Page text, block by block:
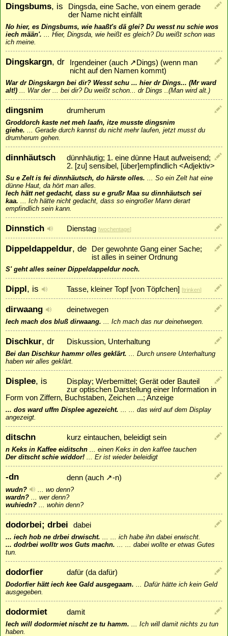
Dingsbums, is
Dingsda, eine Sache, von einem gerade
der Name nicht einfällt
No hier, es Dingsbums, wie haaßt's dä glei? Du wesst nu schie wos
iech mään'.
Hier, Dingsda, wie heißt es gleich? Du weißt schon was
ich meine.
Dingskargn, dr Irgendeiner (auch ↗ Dings) (wenn man
nicht auf den Namen kommt)
War dr Dingskargn bei dir? Wesst schu ... hier dr Dings... (Mr ward
alt!)
War der ... bei dir? Du weißt schon... dr Dings ..(Man wird alt.)
dingsnim drumherum
Groddorch kaste net meh laafn, itze musste dingsnim
giehe.
Gerade durch kannst du nicht mehr laufen, jetzt musst du
drumherum gehen.
dinnhäutsch
dünnhäutig; 1. eine dünne Haut aufweisend;
2. [zu] sensibel, [über]empfindlich <Adjektiv>
Su e Zelt is fei dinnhäutsch, do härste olles.
So ein Zelt hat eine
dünne Haut, da hört man alles.
Iech hätt net gedacht, dass su e grußr Maa su dinnhäutsch sei
kaa.
Ich hätte nicht gedacht, dass so eingroßer Mann derart
empfindlich sein kann.
Dinnstich Dienstag [wochentage]
Dippeldappeldur, de
Der gewohnte Gang einer Sache;
ist alles in seiner Ordnung
S' geht alles seiner Dippeldappeldur noch.
Dippl, is Tasse, kleiner Topf [von Töpfchen] [trinken]
dirwaang deinetwegen
Iech mach dos bluß dirwaang. Ich mach das nur deinetwegen.
Dischkur, dr Diskussion, Unterhaltung
Bei dan Dischkur hammr olles geklärt.
Durch unsere Unterhaltung
haben wir alles geklärt.
Displee, is
Display; Werbemittel; Gerät oder Bauteil
zur optischen Darstellung einer Information in
Form von Ziffern, Buchstaben, Zeichen ...; Anzeige
... dos ward uffm Displee agezeicht.
... das wird auf dem Display
angezeigt.
ditschn kurz eintauchen, beleidigt sein
n Keks in Kaffee eiditschn
einen Keks in den kaffee tauchen
Der ditscht schie widdor!
Er ist wieder beleidigt
-dn denn (auch ↗-n)
wudn?
wo denn?
wardn?
wer denn?
wuhiedn?
wohin denn?
dodorbei; drbei dabei
... iech hob ne drbei drwischt.
... ich habe ihn dabei erwischt.
... dodrbei wolltr wos Guts machn.
... dabei wollte er etwas Gutes
tun.
dodorfier dafür (da dafür)
Dodorfier hätt iech kee Gald ausgegaam.
Dafür hätte ich kein Geld
ausgegeben.
dodormiet damit
Iech will dodormiet nischt ze tu hamm.
Ich will damit nichts zu tun
haben.